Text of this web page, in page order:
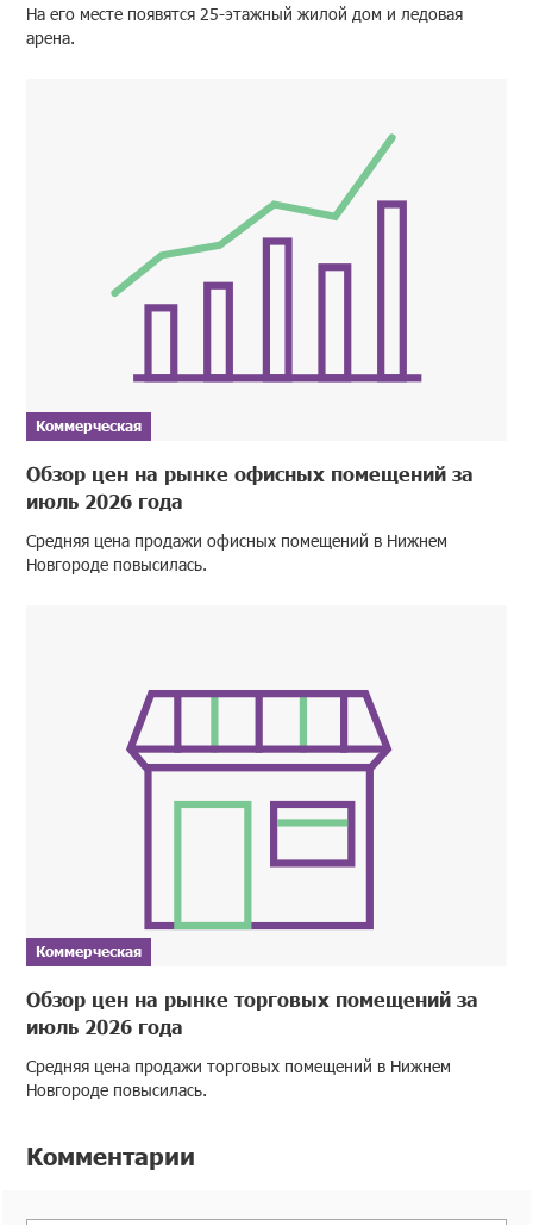
На его месте появятся 25-этажный жилой дом и ледовая
арена.
Коммерческая
Обзор цен на рынке офисных помещений за
июль 2026 года
Средняя цена продажи офисных помещений в Нижнем
Новгороде повысилась.
Коммерческая
Обзор цен на рынке торговых помещений за
июль 2026 года
Средняя цена продажи торговых помещений в Нижнем
Новгороде повысилась.
Комментарии